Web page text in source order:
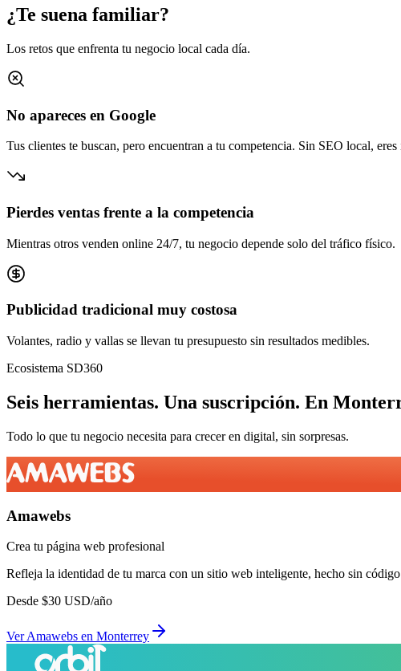
¿Te suena familiar?
Los retos que enfrenta tu negocio local cada día.
No apareces en Google
Tus clientes te buscan, pero encuentran a tu competencia. Sin SEO local,
Pierdes ventas frente a la competencia
Mientras otros venden online 24/7, tu negocio depende solo del tráfico físico.
Publicidad tradicional muy costosa
Volantes, radio y vallas se llevan tu presupuesto sin resultados medibles.
Ecosistema SD360
Seis herramientas. Una suscripción. En
Todo lo que tu negocio necesita para crecer en digital, sin sorpresas.
Amawebs
Crea tu página web profesional
Refleja la identidad de tu marca con un sitio web inteligente, hecho sin
Desde $30 USD/año
VerAmawebs en Monterrey